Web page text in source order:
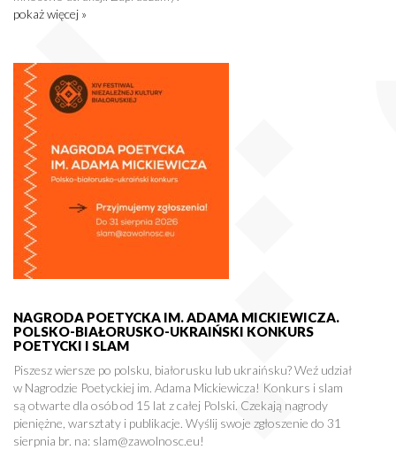
pokaż więcej »
NAGRODA POETYCKA IM. ADAMA MICKIEWICZA.
POLSKO-BIAŁORUSKO-UKRAIŃSKI KONKURS
POETYCKI I SLAM
Piszesz wiersze po polsku, białorusku lub ukraińsku? Weź udział
w Nagrodzie Poetyckiej im. Adama Mickiewicza! Konkurs i slam
są otwarte dla osób od 15 lat z całej Polski. Czekają nagrody
pieniężne, warsztaty i publikacje. Wyślij swoje zgłoszenie do 31
sierpnia br. na: slam@zawolnosc.eu!